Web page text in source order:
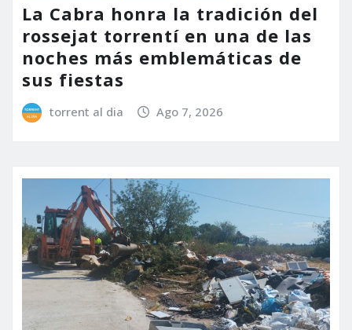
La Cabra honra la tradición del
rossejat torrentí en una de las
noches más emblemáticas de
sus fiestas
torrent al dia Ago 7, 2026